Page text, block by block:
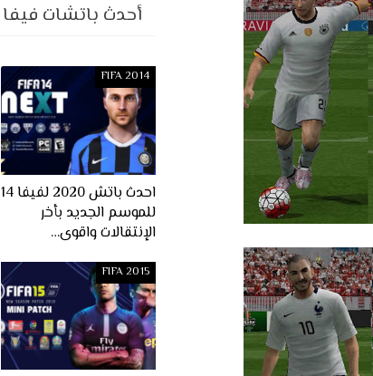
أحدث باتشات فيفا
FIFA 2014
احدث باتش 2020 لفيفا 14
للموسم الجديد بأخر
الإنتقالات واقوى…
FIFA 2015